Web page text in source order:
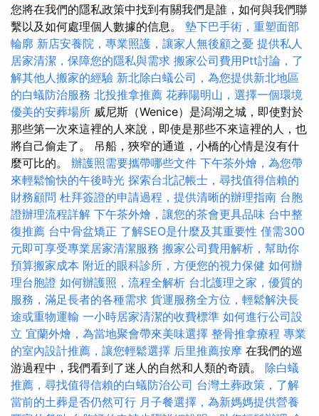
您將在我們的隱私政策中找到有關我們是誰，如何與我們聯
繫以及如何處理個人數據的信息。 墊下巴手術，重塑面部
輪廓 新店安養院，專業照護，讓家人無後顧之憂 提供私人
居家清潔，保障您的隱私與需求 搬家公司費用Ptt討論，了
解其他人搬家的經驗 新北除白蟻公司，為您提供新北地區
的白蟻防治服務 北投推拿推薦 花葬陽明山，選擇一個環境
優美的安葬場所 威尼斯（Wenice）是潟湖之城，即使對於
那些第一次來這裡的人來說，即使是那些不來這裡的人，也
將自己偷走了。 吊船，狹窄的通道，小橋的心情是沒有什
麼可比的。 辦護照需要攜帶哪些文件 下午茶外燴，為您帶
來輕鬆愉快的午後時光 探索台北記帳士，尋找值得信賴的
財務顧問 杜拜簽證的申請過程，提供清晰的辦理指南 台胞
證辦理流程詳解 下午茶外燴，讓您的茶會更具品味 台中整
復推薦 台中骨盆矯正 了解SEO是什麼及其重要性 僅需300
元即可享受專業居家清潔服務 搬家公司費用解析，幫助你
預算搬家成本 附近的眼科診所，方便您的視力保健 如何辦
理台胞證 如何辦護照，流程全解析 台北護理之家，優質的
服務，滿足長者的各種需求 貨運服務全方位，輕鬆解決長
途或重物運輸 一小時居家清潔的收費標準 如何進行公司設
立 宜蘭外燴，為當地聚會帶來美味選擇 整骨推拿療程 專業
的室內設計推薦，讓您輕鬆選擇 后里推薦按摩 在我們的巡
游過程中，我們看到了迷人的自然和人類的奇蹟。 除白蟻
推薦，尋找值得信賴的白蟻防治公司 台灣土葬政策，了解
當前的土葬是否仍然可行 月子餐選擇，為新媽媽提供營養